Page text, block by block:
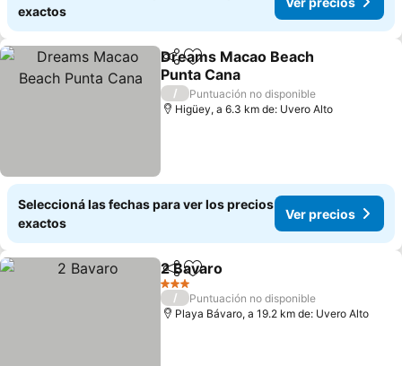
exactos
CompartirAñadir a favoritos
Dreams Macao Beach
Punta Cana
Ver precios
/
Puntuación no disponible
Higüey, a 6.3 km de: Uvero Alto
Seleccioná las fechas para ver los precios
exactos
Ver precios
CompartirAñadir a favoritos
2 Bavaro
3 Estrellas
/
Puntuación no disponible
Playa Bávaro, a 19.2 km de: Uvero Alto